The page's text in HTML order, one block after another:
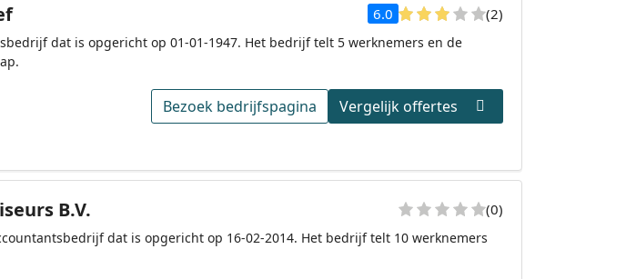
6.0 (2)
dat is opgericht op 01-01-1947. Het bedrijf telt 5 werknemers en de
Bezoek bedrijfspagina Vergelijk offertes
B.V. (0)
dat is opgericht op 16-02-2014. Het bedrijf telt 10 werknemers